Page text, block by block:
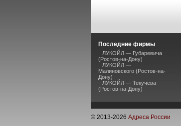
Последние фирмы
ЛУКОЙЛ — Губаревича
(Ростов-на-Дону)
ЛУКОЙЛ —
Малиновского (Ростов-на-
Дону)
ЛУКОЙЛ — Текучева
(Ростов-на-Дону)
© 2013-2026 Адреса России